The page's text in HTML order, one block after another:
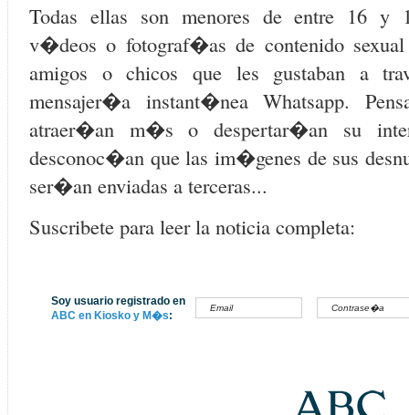
Todas ellas son menores de entre 16 y
v�deos o fotograf�as de contenido
amigos o chicos que les gustaban a
mensajer�a instant�nea Whatsapp.
atraer�an m�s o despertar�an su
desconoc�an que las im�genes de sus
ser�an enviadas a terceras...
Suscribete para leer la noticia completa:
Soy usuario registrado en
ABC en Kiosko y M�s: